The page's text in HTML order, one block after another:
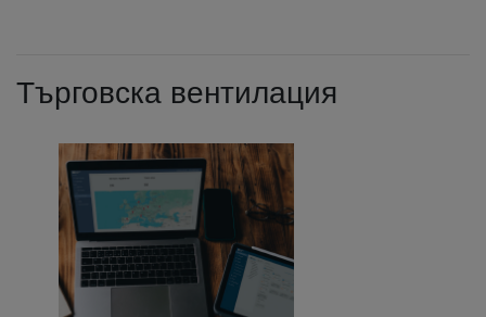
Търговска вентилация